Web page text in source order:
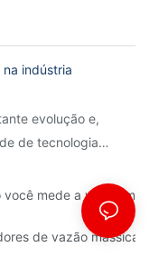
indústria
evolução e,
de tecnologia
você mede a vazão
na fabricação
de vazão